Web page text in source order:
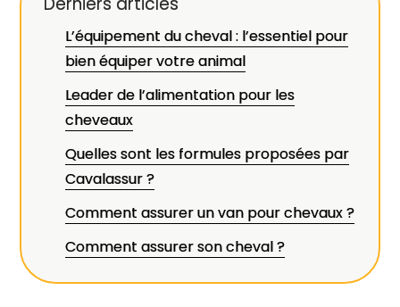
L’équipement du cheval : l’essentiel pour
bien équiper votre animal
Leader de l’alimentation pour les
cheveaux
Quelles sont les formules proposées par
Cavalassur ?
Comment assurer un van pour chevaux ?
Comment assurer son cheval ?